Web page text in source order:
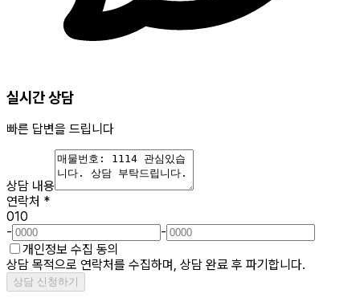
실시간 상담
빠른 답변을 드립니다
상담 내용
연락처 *
010
-
-
개인정보 수집 동의
상담 목적으로 연락처를 수집하며, 상담 완료 후 파기합니다.
상담 신청하기